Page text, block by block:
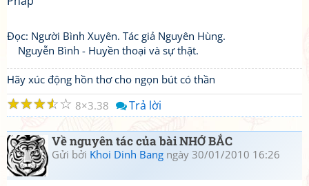
Đọc: Người Bình Xuyên. Tác giả Nguyên Hùng.
Nguyễn Bình - Huyền thoại và sự thật.
Hãy xúc động hồn thơ cho ngọn bút có thần
☆
☆
☆
☆
☆ 8 3.38 Trả lời
Về nguyên tác của bài NHỚ BẮC
Gửi bởi Khoi Dinh Bang ngày 30/01/2010 16:26